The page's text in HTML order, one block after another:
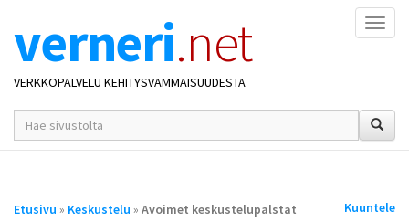
verneri.net
VERKKOPALVELU KEHITYSVAMMAISUUDESTA
hakusana(t)
*
Olet
Etusivu » Keskustelu » Avoimet keskustelupalstat Kuuntele